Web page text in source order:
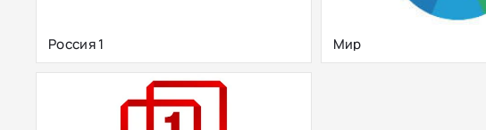
Россия 1 Мир